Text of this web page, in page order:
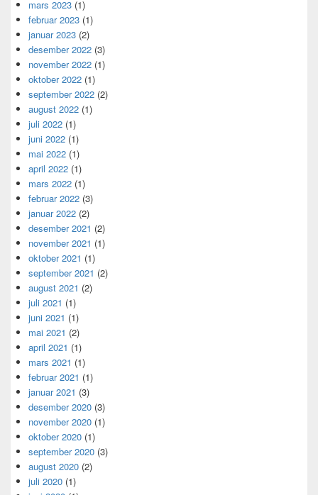
mars 2023 (1)
februar 2023 (1)
januar 2023 (2)
desember 2022 (3)
november 2022 (1)
oktober 2022 (1)
september 2022 (2)
august 2022 (1)
juli 2022 (1)
juni 2022 (1)
mai 2022 (1)
april 2022 (1)
mars 2022 (1)
februar 2022 (3)
januar 2022 (2)
desember 2021 (2)
november 2021 (1)
oktober 2021 (1)
september 2021 (2)
august 2021 (2)
juli 2021 (1)
juni 2021 (1)
mai 2021 (2)
april 2021 (1)
mars 2021 (1)
februar 2021 (1)
januar 2021 (3)
desember 2020 (3)
november 2020 (1)
oktober 2020 (1)
september 2020 (3)
august 2020 (2)
juli 2020 (1)